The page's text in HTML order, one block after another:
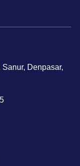
Denpasar,